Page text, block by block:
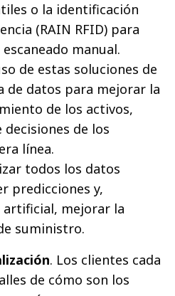
o la identificación
(RAIN RFID) para
manual.
de estas soluciones de
de datos para mejorar la
de los activos,
de los
línea.
todos los datos
predicciones y,
mejorar la
suministro.
. Los clientes cada
de cómo son los